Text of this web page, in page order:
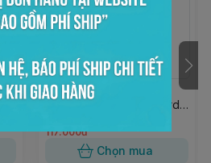
Bột làm nhân bánh
CremYvit Puratos Custard
117.000đ
Chọn mua